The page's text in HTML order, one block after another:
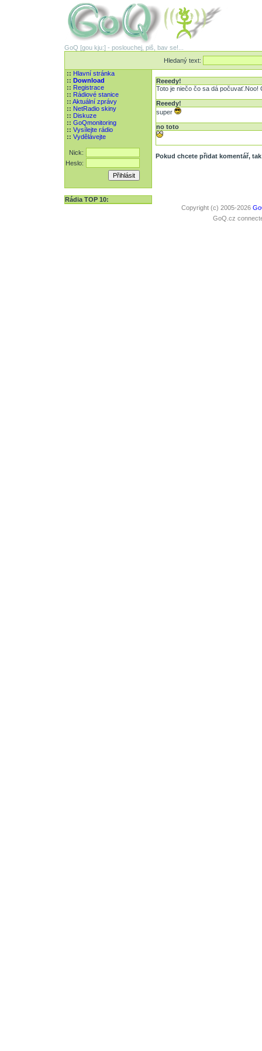
GoQ [gou kju:] - poslouchej, piš, bav se!...
Hledaný text:
:: Hlavní stránka
:: Download
:: Registrace
:: Rádiové stanice
:: Aktuální zprávy
:: NetRadio skiny
:: Diskuze
:: GoQmonitoring
:: Vysílejte rádio
:: Vydělávejte
Nick:
Heslo:
Rádia TOP 10:
Reeedy!
Toto je niečo čo sa dá počuvať.Noo!
Reeedy!
super
no toto
Pokud chcete přidat komentář,
Copyright (c) 2005-2026
GoQ.cz